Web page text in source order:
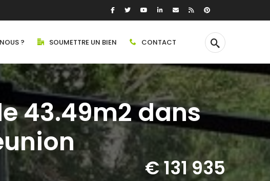
? SOUMETTRE UN BIEN CONTACT
43.49m2 dans
€ 131 935